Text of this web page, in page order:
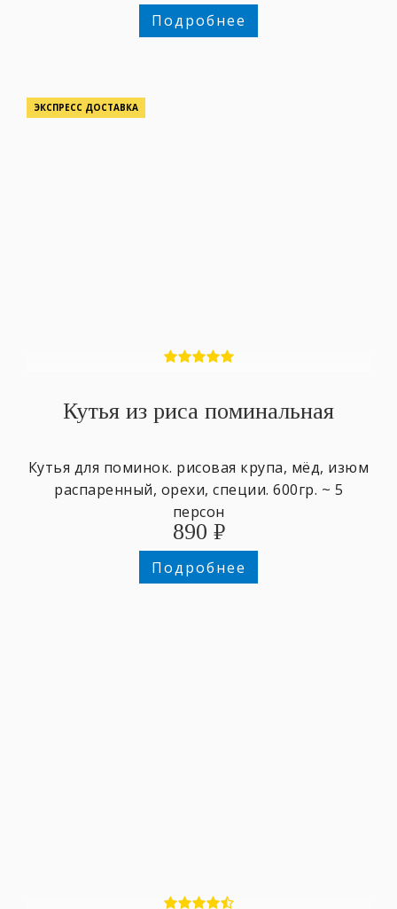
Подробнее
ЭКСПРЕСС ДОСТАВКА
Кутья из риса поминальная
Кутья для поминок. рисовая крупа, мёд, изюм
распаренный, орехи, специи. 600гр. ~ 5
персон
890 ₽
Подробнее